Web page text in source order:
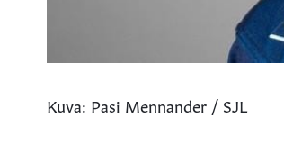
Kuva: Pasi Mennander / SJL